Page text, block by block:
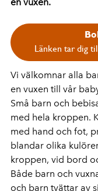
Länken tar dig
Vi välkomnar alla
en vuxen till vår
Små barn och
med hela kroppen.
med hand och fot,
blandar olika
kroppen, vid bord
Både barn och
och barn tvättar av